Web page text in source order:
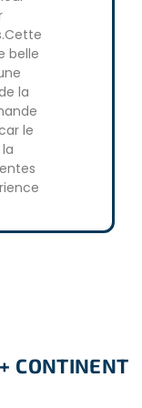
de se rendre
3 mois de délai
belle
la
le
CONTINENT